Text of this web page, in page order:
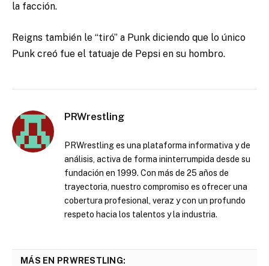
la facción.
Reigns también le “tiró” a Punk diciendo que lo único
Punk creó fue el tatuaje de Pepsi en su hombro.
PRWrestling
PRWrestling es una plataforma informativa y de
análisis, activa de forma ininterrumpida desde su
fundación en 1999. Con más de 25 años de
trayectoria, nuestro compromiso es ofrecer una
cobertura profesional, veraz y con un profundo
respeto hacia los talentos y la industria.
MÁS EN PRWRESTLING: